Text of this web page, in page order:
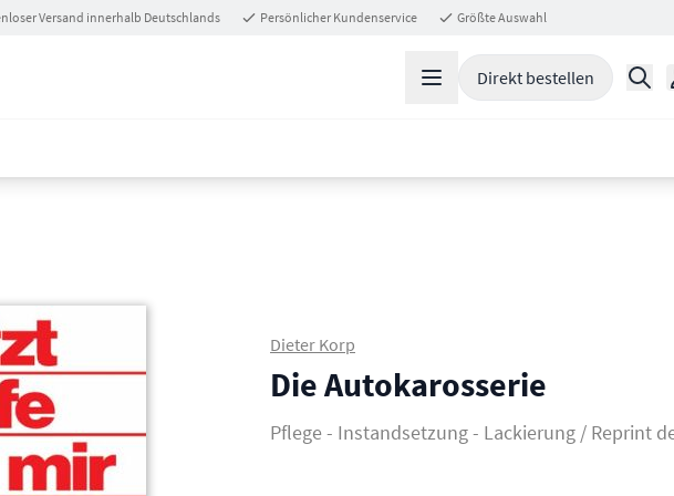
Versand innerhalb Deutschlands Persönlicher Kundenservice Größte Auswahl
Direkt bestellen
Dieter Korp
Die Autokarosserie
Pflege - Instandsetzung - Lackierung / Reprint